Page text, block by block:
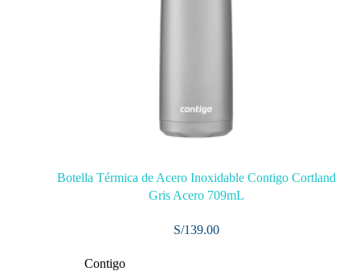
Botella Térmica de Acero Inoxidable Contigo Cortland
Gris Acero 709mL
S/139.00
Contigo